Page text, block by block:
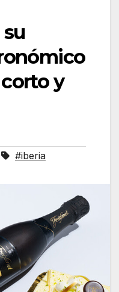
y
#iberia